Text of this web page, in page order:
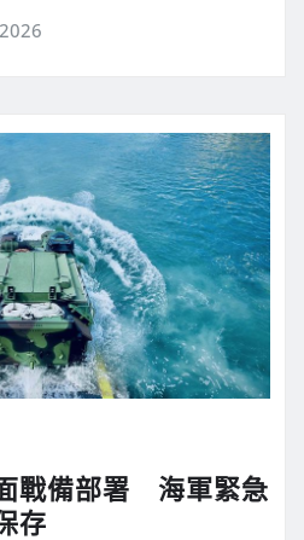
戰備部署 海軍緊急
存